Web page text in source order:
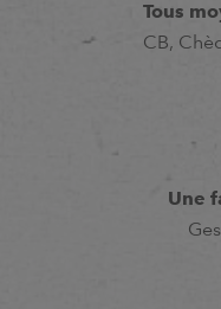
Tous
CB,
Une